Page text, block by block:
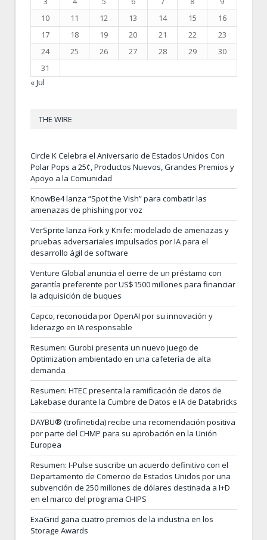
10
11 12 13 14 15
16
17
18 19 20 21 22
23
24
25 26 27 28 29
30
31
« Jul
THE WIRE
Circle K Celebra el Aniversario de Estados Unidos Con
Polar Pops a 25¢, Productos Nuevos, Grandes Premios y
Apoyo a la Comunidad
KnowBe4 lanza “Spot the Vish” para combatir las
amenazas de phishing por voz
VerSprite lanza Fork y Knife: modelado de amenazas y
pruebas adversariales impulsados por IA para el
desarrollo ágil de software
Venture Global anuncia el cierre de un préstamo con
garantía preferente por US$1500 millones para financiar
la adquisición de buques
Capco, reconocida por OpenAI por su innovación y
liderazgo en IA responsable
Resumen: Gurobi presenta un nuevo juego de
Optimization ambientado en una cafetería de alta
demanda
Resumen: HTEC presenta la ramificación de datos de
Lakebase durante la Cumbre de Datos e IA de Databricks
DAYBU® (trofinetida) recibe una recomendación positiva
por parte del CHMP para su aprobación en la Unión
Europea
Resumen: I-Pulse suscribe un acuerdo definitivo con el
Departamento de Comercio de Estados Unidos por una
subvención de 250 millones de dólares destinada a I+D
en el marco del programa CHIPS
ExaGrid gana cuatro premios de la industria en los
Storage Awards